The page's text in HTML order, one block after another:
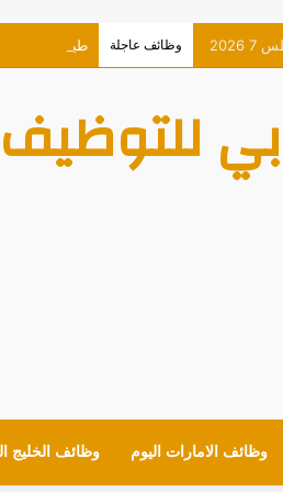
وظائف عاجلة طيران
للتوظيف
وظائف الامارات اليوم وظائف الخليج